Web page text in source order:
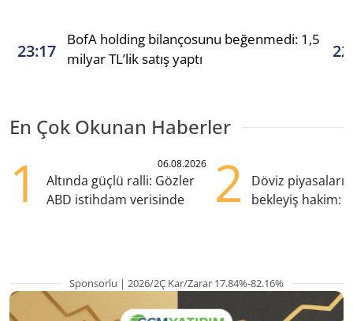
23:17
BofA holding bilançosunu beğenmedi: 1,5
milyar TL’lik satış yaptı
En Çok Okunan Haberler
1 06.08.2026
Altında güçlü ralli: Gözler
ABD istihdam verisinde
2
Döviz
bekleyiş hakim:
Sponsorlu | 2026/2Ç Kar/Zarar 17.84%-82.16%